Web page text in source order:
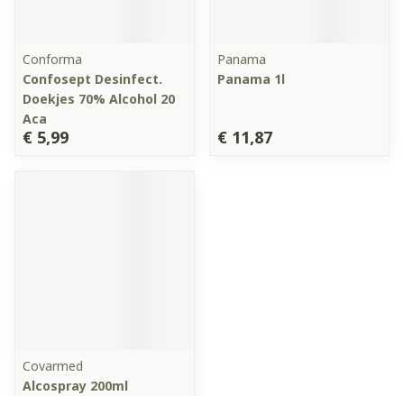
Conforma
Confosept Desinfect.
Doekjes 70% Alcohol 20
Aca
€ 5,99
Panama
Panama 1l
€ 11,87
Covarmed
Alcospray 200ml